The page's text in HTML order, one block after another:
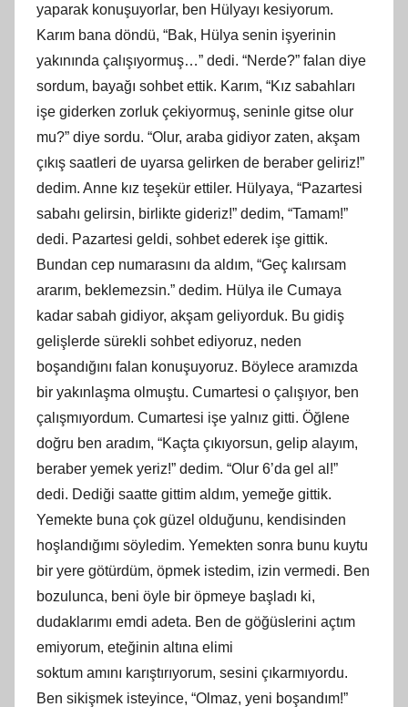
yaparak konuşuyorlar, ben Hülyayı kesiyorum.
Karım bana döndü, “Bak, Hülya senin işyerinin
yakınında çalışıyormuş…” dedi. “Nerde?” falan diye
sordum, bayağı sohbet ettik. Karım, “Kız sabahları
işe giderken zorluk çekiyormuş, seninle gitse olur
mu?” diye sordu. “Olur, araba gidiyor zaten, akşam
çıkış saatleri de uyarsa gelirken de beraber geliriz!”
dedim. Anne kız teşekür ettiler. Hülyaya, “Pazartesi
sabahı gelirsin, birlikte gideriz!” dedim, “Tamam!”
dedi. Pazartesi geldi, sohbet ederek işe gittik.
Bundan cep numarasını da aldım, “Geç kalırsam
ararım, beklemezsin.” dedim. Hülya ile Cumaya
kadar sabah gidiyor, akşam geliyorduk. Bu gidiş
gelişlerde sürekli sohbet ediyoruz, neden
boşandığını falan konuşuyoruz. Böylece aramızda
bir yakınlaşma olmuştu. Cumartesi o çalışıyor, ben
çalışmıyordum. Cumartesi işe yalnız gitti. Öğlene
doğru ben aradım, “Kaçta çıkıyorsun, gelip alayım,
beraber yemek yeriz!” dedim. “Olur 6’da gel al!”
dedi. Dediği saatte gittim aldım, yemeğe gittik.
Yemekte buna çok güzel olduğunu, kendisinden
hoşlandığımı söyledim. Yemekten sonra bunu kuytu
bir yere götürdüm, öpmek istedim, izin vermedi. Ben
bozulunca, beni öyle bir öpmeye başladı ki,
dudaklarımı emdi adeta. Ben de göğüslerini açtım
emiyorum, eteğinin altına elimi
soktum amını karıştırıyorum, sesini çıkarmıyordu.
Ben sikişmek isteyince, “Olmaz, yeni boşandım!”